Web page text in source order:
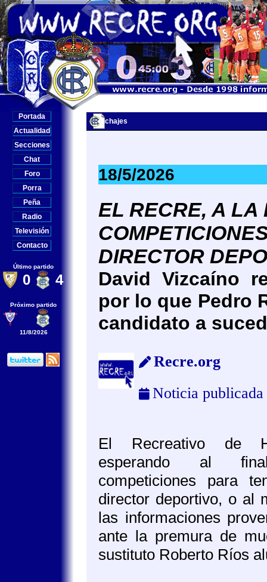
Último partido
0 4
Próximo partido
11/8/2026
Fichajes
18/5/2026
EL RECRE, A LA
DIRECTOR
David Vizcaíno
por lo que Pedro
candidato a
Recre.org
Noticia publicada
El Recreativo de
esperando al
competiciones para
director deportivo, o al
las informaciones
ante la premura de
sustituto Roberto Ríos
Portada
Actualidad
Secciones
Chat
Foro
Porra
Peña
Radio
Televisión
Contacto